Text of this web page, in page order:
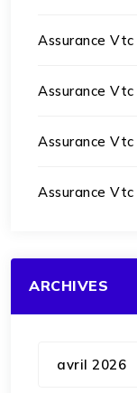
Assurance Vtc
Assurance
Assurance
Assurance Vtc
ARCHIVES
avril 2026